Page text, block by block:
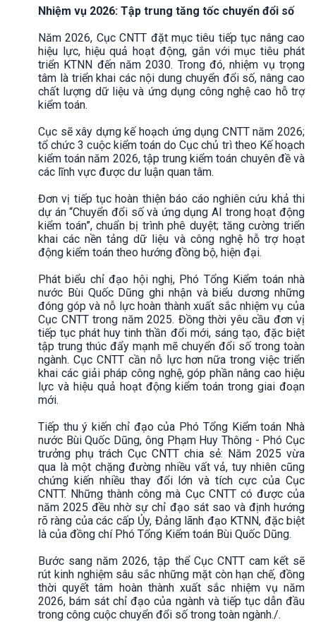
Nhiệm vụ 2026: Tập trung tăng tốc chuyển đổi số
Năm 2026, Cục CNTT đặt mục tiêu tiếp tục nâng cao
hiệu lực, hiệu quả hoạt động, gắn với mục tiêu phát
triển KTNN đến năm 2030. Trong đó, nhiệm vụ trọng
tâm là triển khai các nội dung chuyển đổi số, nâng cao
chất lượng dữ liệu và ứng dụng công nghệ cao hỗ trợ
kiểm toán.
Cục sẽ xây dựng kế hoạch ứng dụng CNTT năm 2026;
tổ chức 3 cuộc kiểm toán do Cục chủ trì theo Kế hoạch
kiểm toán năm 2026, tập trung kiểm toán chuyên đề và
các lĩnh vực được dư luận quan tâm.
Đơn vị tiếp tục hoàn thiện báo cáo nghiên cứu khả thi
dự án “Chuyển đổi số và ứng dụng AI trong hoạt động
kiểm toán”, chuẩn bị trình phê duyệt; tăng cường triển
khai các nền tảng dữ liệu và công nghệ hỗ trợ hoạt
động kiểm toán theo hướng đồng bộ, hiện đại.
Phát biểu chỉ đạo hội nghị, Phó Tổng Kiểm toán nhà
nước Bùi Quốc Dũng ghi nhận và biểu dương những
đóng góp và nỗ lực hoàn thành xuất sắc nhiệm vụ của
Cục CNTT trong năm 2025. Đồng thời yêu cầu đơn vị
tiếp tục phát huy tinh thần đổi mới, sáng tạo, đặc biệt
tập trung thúc đẩy mạnh mẽ chuyển đổi số trong toàn
ngành. Cục CNTT cần nỗ lực hơn nữa trong việc triển
khai các giải pháp công nghệ, góp phần nâng cao hiệu
lực và hiệu quả hoạt động kiểm toán trong giai đoạn
mới.
Tiếp thu ý kiến chỉ đạo của Phó Tổng Kiểm toán Nhà
nước Bùi Quốc Dũng, ông Phạm Huy Thông - Phó Cục
trưởng phụ trách Cục CNTT chia sẻ: Năm 2025 vừa
qua là một chặng đường nhiều vất vả, tuy nhiên cũng
chứng kiến nhiều thay đổi lớn và tích cực của Cục
CNTT. Những thành công mà Cục CNTT có được của
năm 2025 đều nhờ sự chỉ đạo sát sao và định hướng
rõ ràng của các cấp Ủy, Đảng lãnh đạo KTNN, đặc biệt
là của đồng chí Phó Tổng Kiểm toán Bùi Quốc Dũng.
Bước sang năm 2026, tập thể Cục CNTT cam kết sẽ
rút kinh nghiệm sâu sắc những mặt còn hạn chế, đồng
thời quyết tâm hoàn thành xuất sắc nhiệm vụ năm
2026, bám sát chỉ đạo của ngành và tiếp tục dẫn đầu
trong công cuộc chuyển đổi số trong toàn ngành./.